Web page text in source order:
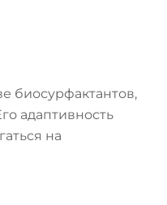
биосурфактантов,
адаптивность
на